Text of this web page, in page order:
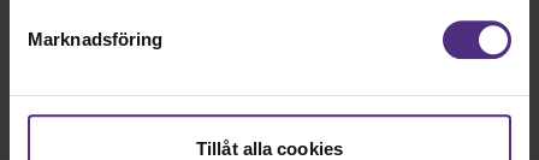
Marknadsföring
Tillåt alla cookies